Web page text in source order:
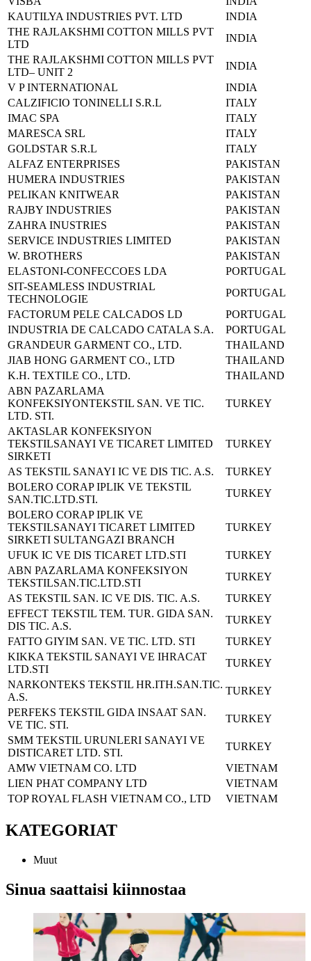
KAUTILYA INDUSTRIES PVT. LTD
INDIA
THE RAJLAKSHMI COTTON MILLS PVT
LTD
INDIA
THE RAJLAKSHMI COTTON MILLS PVT
LTD– UNIT 2
INDIA
V P INTERNATIONAL
INDIA
CALZIFICIO TONINELLI S.R.L
ITALY
IMAC SPA
ITALY
MARESCA SRL
ITALY
GOLDSTAR S.R.L
ITALY
ALFAZ ENTERPRISES
PAKISTAN
HUMERA INDUSTRIES
PAKISTAN
PELIKAN KNITWEAR
PAKISTAN
RAJBY INDUSTRIES
PAKISTAN
ZAHRA INUSTRIES
PAKISTAN
SERVICE INDUSTRIES LIMITED
PAKISTAN
W. BROTHERS
PAKISTAN
ELASTONI-CONFECCOES LDA
PORTUGAL
SIT-SEAMLESS INDUSTRIAL
TECHNOLOGIE
PORTUGAL
FACTORUM PELE CALCADOS LD
PORTUGAL
INDUSTRIA DE CALCADO CATALA S.A.
PORTUGAL
GRANDEUR GARMENT CO., LTD.
THAILAND
JIAB HONG GARMENT CO., LTD
THAILAND
K.H. TEXTILE CO., LTD.
THAILAND
ABN PAZARLAMA
KONFEKSIYONTEKSTIL SAN. VE TIC.
LTD. STI.
TURKEY
AKTASLAR KONFEKSIYON
TEKSTILSANAYI VE TICARET LIMITED
SIRKETI
TURKEY
AS TEKSTIL SANAYI IC VE DIS TIC. A.S.
TURKEY
BOLERO CORAP IPLIK VE TEKSTIL
SAN.TIC.LTD.STI.
TURKEY
BOLERO CORAP IPLIK VE
TEKSTILSANAYI TICARET LIMITED
SIRKETI SULTANGAZI BRANCH
TURKEY
UFUK IC VE DIS TICARET LTD.STI
TURKEY
ABN PAZARLAMA KONFEKSIYON
TEKSTILSAN.TIC.LTD.STI
TURKEY
AS TEKSTIL SAN. IC VE DIS. TIC. A.S.
TURKEY
EFFECT TEKSTIL TEM. TUR. GIDA SAN.
DIS TIC. A.S.
TURKEY
FATTO GIYIM SAN. VE TIC. LTD. STI
TURKEY
KIKKA TEKSTIL SANAYI VE IHRACAT
LTD.STI
TURKEY
NARKONTEKS TEKSTIL HR.ITH.SAN.TIC.
A.S.
TURKEY
PERFEKS TEKSTIL GIDA INSAAT SAN.
VE TIC. STI.
TURKEY
SMM TEKSTIL URUNLERI SANAYI VE
DISTICARET LTD. STI.
TURKEY
AMW VIETNAM CO. LTD
VIETNAM
LIEN PHAT COMPANY LTD
VIETNAM
TOP ROYAL FLASH VIETNAM CO., LTD
VIETNAM
KATEGORIAT
Muut
Sinua saattaisi kiinnostaa